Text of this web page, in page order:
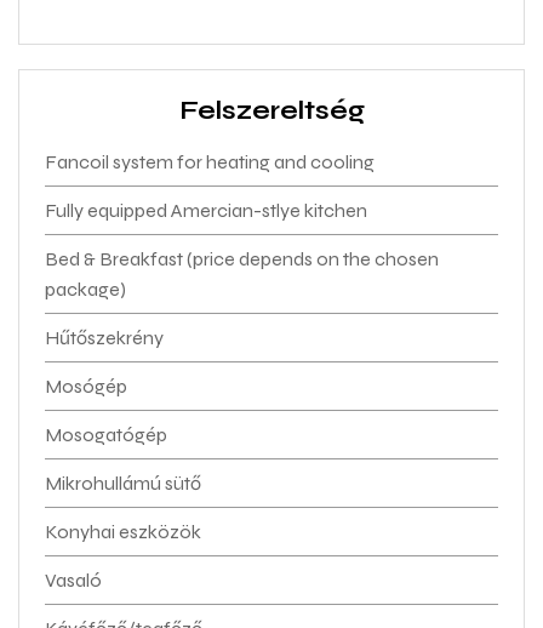
Felszereltség
Fancoil system for heating and cooling
Fully equipped Amercian-stlye kitchen
Bed & Breakfast (price depends on the chosen
package)
Hűtőszekrény
Mosógép
Mosogatógép
Mikrohullámú sütő
Konyhai eszközök
Vasaló